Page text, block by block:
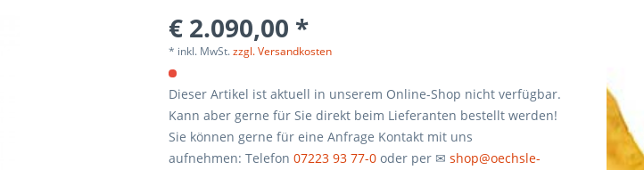
€ 2.090,00 *
* inkl. MwSt.zzgl. Versandkosten
Dieser Artikel ist aktuell in unserem Online-Shop nicht verfügbar.
Kann aber gerne für Sie direkt beim Lieferanten bestellt werden!
Sie können gerne für eine Anfrage Kontakt mit uns
aufnehmen: Telefon07223 93 77-0 oder per ✉shop@oechsle-